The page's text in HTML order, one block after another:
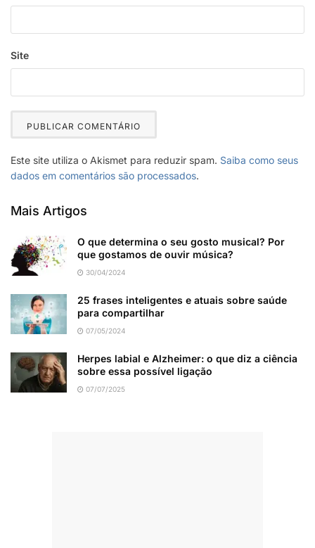
Site
Este site utiliza o Akismet para reduzir spam. Saiba como seus
dados em comentários são processados.
Mais Artigos
O que determina o seu gosto musical? Por
que gostamos de ouvir música?
30/04/2024
25 frases inteligentes e atuais sobre saúde
para compartilhar
07/05/2024
Herpes labial e Alzheimer: o que diz a ciência
sobre essa possível ligação
07/07/2025